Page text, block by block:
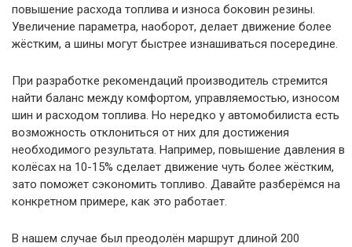
повышение расхода топлива и износа боковин резины.
Увеличение параметра, наоборот, делает движение более
жёстким, а шины могут быстрее изнашиваться посередине.
При разработке рекомендаций производитель стремится
найти баланс между комфортом, управляемостью, износом
шин и расходом топлива. Но нередко у автомобилиста есть
возможность отклониться от них для достижения
необходимого результата. Например, повышение давления в
колёсах на 10-15% сделает движение чуть более жёстким,
зато поможет сэкономить топливо. Давайте разберёмся на
конкретном примере, как это работает.
В нашем случае был преодолён маршрут длиной 200